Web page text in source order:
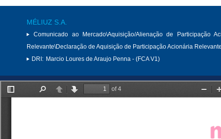
MÉLIUZ S.A.
Comunicado ao Mercado\Aquisição/Alienação de Participação
Relevante\Declaração de Aquisição de Participação Acionária
DRI: Marcio Loures de Araujo Penna - (FCA V1)